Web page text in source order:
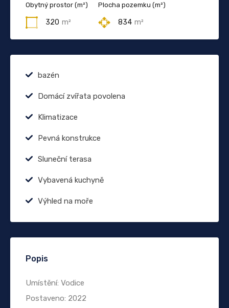
Obytný prostor (m²)
320 m²
Plocha pozemku (m²)
834 m²
bazén
Domácí zvířata povolena
Klimatizace
Pevná konstrukce
Sluneční terasa
Vybavená kuchyně
Výhled na moře
Popis
Umístění: Vodice
Postaveno: 2022